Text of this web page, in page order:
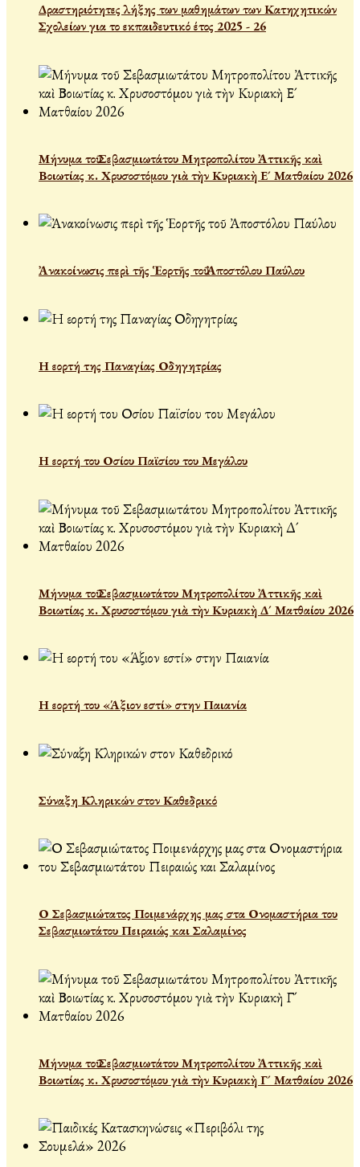
Δραστηριότητες λήξης των μαθημάτων των Κατηχητικών
Σχολείων για το εκπαιδευτικό έτος 2025 - 26
Μήνυμα τοῦ Σεβασμιωτάτου Μητροπολίτου Ἀττικῆς καὶ
Βοιωτίας κ. Χρυσοστόμου γιὰ τὴν Κυριακὴ Ε´ Ματθαίου 2026
Ἀνακοίνωσις περὶ τῆς Ἑορτῆς τοῦ Ἀποστόλου Παύλου
Η εορτή της Παναγίας Οδηγητρίας
Η εορτή του Οσίου Παϊσίου του Μεγάλου
Μήνυμα τοῦ Σεβασμιωτάτου Μητροπολίτου Ἀττικῆς καὶ
Βοιωτίας κ. Χρυσοστόμου γιὰ τὴν Κυριακὴ Δ´ Ματθαίου 2026
Η εορτή του «Άξιον εστί» στην Παιανία
Σύναξη Κληρικών στον Καθεδρικό
Ο Σεβασμιώτατος Ποιμενάρχης μας στα Ονομαστήρια του
Σεβασμιωτάτου Πειραιώς και Σαλαμίνος
Μήνυμα τοῦ Σεβασμιωτάτου Μητροπολίτου Ἀττικῆς καὶ
Βοιωτίας κ. Χρυσοστόμου γιὰ τὴν Κυριακὴ Γ´ Ματθαίου 2026